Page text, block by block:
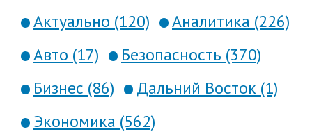
Актуально (120)
Аналитика (226)
Авто (17)
Безопасность (370)
Бизнес (86)
Дальний Восток (1)
Экономика (562)